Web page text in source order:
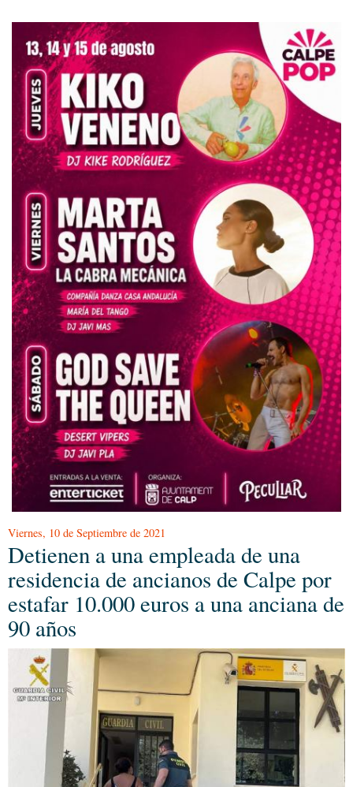
Viernes, 10 de Septiembre de 2021
Detienen a una empleada de una
residencia de ancianos de Calpe por
estafar 10.000 euros a una anciana de
90 años